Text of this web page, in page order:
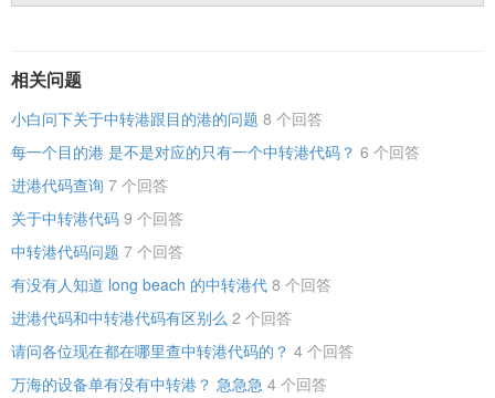
相关问题
小白问下关于中转港跟目的港的问题 8 个回答
每一个目的港 是不是对应的只有一个中转港代码？ 6 个回答
进港代码查询 7 个回答
关于中转港代码 9 个回答
中转港代码问题 7 个回答
有没有人知道 long beach 的中转港代 8 个回答
进港代码和中转港代码有区别么 2 个回答
请问各位现在都在哪里查中转港代码的？ 4 个回答
万海的设备单有没有中转港？ 急急急 4 个回答